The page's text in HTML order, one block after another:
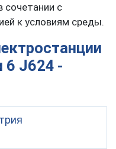
сочетании с
к условиям среды.
6 J624 -